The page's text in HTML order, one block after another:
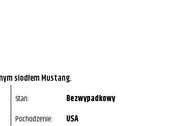
siodłem Mustang.
Stan:
Bezwypadkowy
Pochodzenie:
USA